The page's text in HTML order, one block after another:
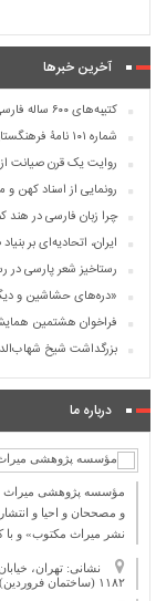
آخرین خبرها
کتیبه‌های ۶۰۰ ساله فارسی در هندوستان
شماره ۱۰۱ نامۀ فرهنگستان منتشر شد
روایت یک قرن صیانت از
رونمایی از اسناد کهن
چرا زبان فارسی در هند
ایران، اتحادیه‌ای بر
رستاخیز شعر پارسی در
«دره‌های حشاشین و دیگر
فراخوان هشتمین
بزرگداشت شیخ
درباره ما
و مصححان و احیا و
نشر میراث مكتوب» و
نشانی: تهران،
۱۱۸۲ (ساختمان فروردین)، طبقۀ دوم